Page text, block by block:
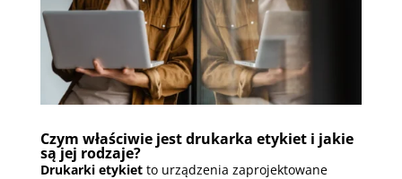
Czym właściwie jest drukarka etykiet i jakie
są jej rodzaje?
Drukarki etykietto urządzenia zaprojektowane